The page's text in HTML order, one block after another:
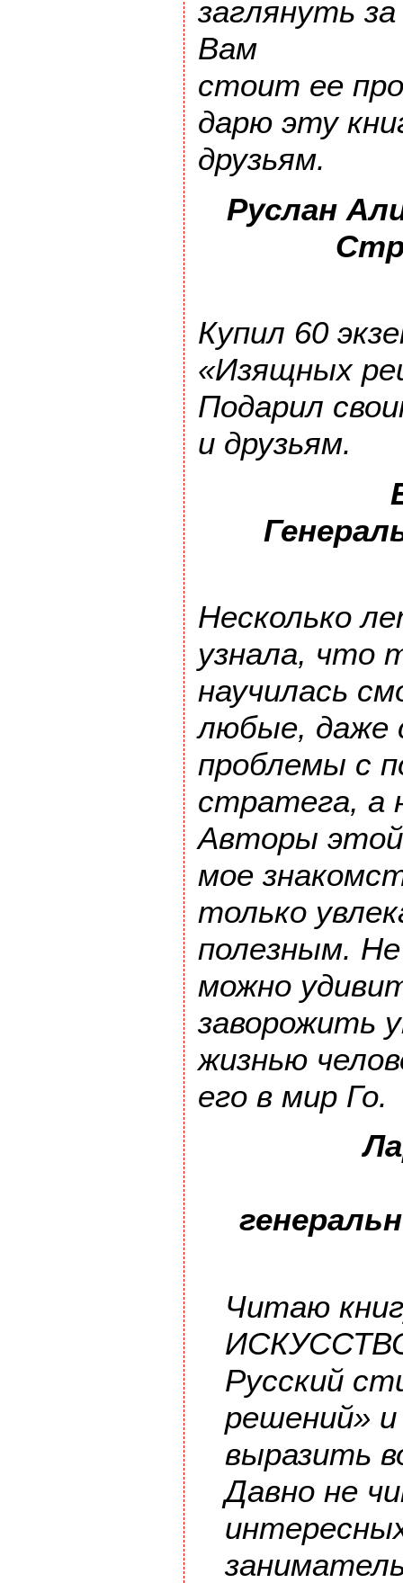
заглянуть
Вам
стоит ее
дарю эту
друзьям.
Руслан
Купил 60
«Изящных
Подарил
и друзьям.
Несколько
узнала, что
научилась
любые, даже
проблемы с
стратега, а
Авторы этой
мое
только
полезным.
можно
заворожить
жизнью
его в мир Го.
Читаю
Русский
решений»
выразить
Давно не